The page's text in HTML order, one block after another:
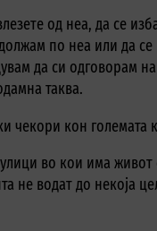
од неа, да се
по неа или да се
да си одговорам
таква.
чекори кон големата
во кои има
не водат до некоја